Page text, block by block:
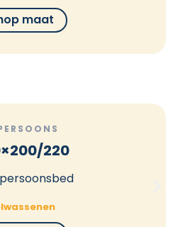
maat
220